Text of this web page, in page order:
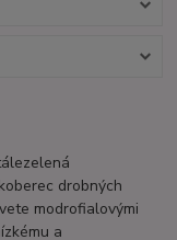
drobných
modrofialovými
a